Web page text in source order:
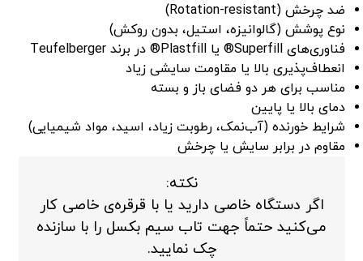
ضد چرخش (Rotation-resistant)
نوع پوشش (گالوانیزه، استیل، بدون روکش)
فناوری‌های Superfill® یا Plastfill® در برند Teufelberger
انعطاف‌پذیری بالا یا مقاومت سایشی زیاد
مناسب برای هر دو فضای باز و بسته
دمای بالا یا پایین
شرایط خورنده (آب‌نمک، رطوبت زیاد، اسید، مواد شیمیایی)
مقاوم در برابر سایش یا چرخش
نکته:
اگر دستگاه خاصی دارید یا با قرقره‌ی خاصی کار
می‌کنید حتماً جهت تاب سیم بکسل را با سازنده
چک نمایید.